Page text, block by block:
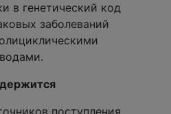
в генетический код
заболеваний
поступления